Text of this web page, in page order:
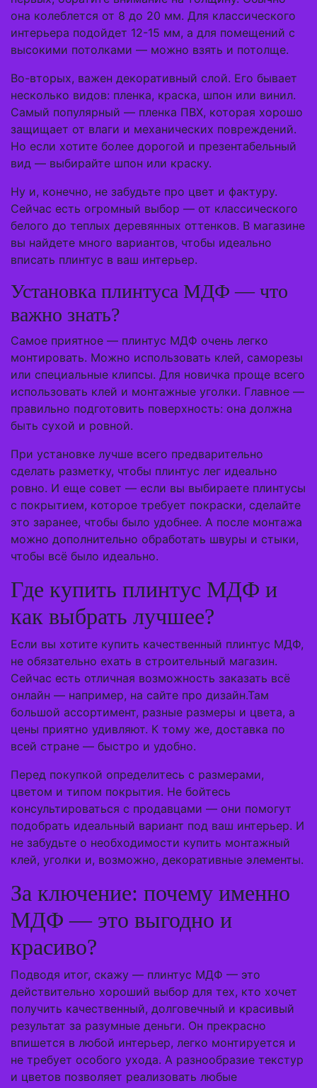
она колеблется от 8 до 20 мм. Для классического
интерьера подойдет 12-15 мм, а для помещений с
высокими потолками — можно взять и потолще.
Во-вторых, важен декоративный слой. Его бывает
несколько видов: пленка, краска, шпон или винил.
Самый популярный — пленка ПВХ, которая хорошо
защищает от влаги и механических повреждений.
Но если хотите более дорогой и презентабельный
вид — выбирайте шпон или краску.
Ну и, конечно, не забудьте про цвет и фактуру.
Сейчас есть огромный выбор — от классического
белого до теплых деревянных оттенков. В магазине
вы найдете много вариантов, чтобы идеально
вписать плинтус в ваш интерьер.
Установка плинтуса МДФ — что
важно знать?
Самое приятное — плинтус МДФ очень легко
монтировать. Можно использовать клей, саморезы
или специальные клипсы. Для новичка проще всего
использовать клей и монтажные уголки. Главное —
правильно подготовить поверхность: она должна
быть сухой и ровной.
При установке лучше всего предварительно
сделать разметку, чтобы плинтус лег идеально
ровно. И еще совет — если вы выбираете плинтусы
с покрытием, которое требует покраски, сделайте
это заранее, чтобы было удобнее. А после монтажа
можно дополнительно обработать швуры и стыки,
чтобы всё было идеально.
Где купить плинтус МДФ и
как выбрать лучшее?
Если вы хотите купить качественный плинтус МДФ,
не обязательно ехать в строительный магазин.
Сейчас есть отличная возможность заказать всё
онлайн — например, на сайте про дизайн.Там
большой ассортимент, разные размеры и цвета, а
цены приятно удивляют. К тому же, доставка по
всей стране — быстро и удобно.
Перед покупкой определитесь с размерами,
цветом и типом покрытия. Не бойтесь
консультироваться с продавцами — они помогут
подобрать идеальный вариант под ваш интерьер. И
не забудьте о необходимости купить монтажный
клей, уголки и, возможно, декоративные элементы.
За ключение: почему именно
МДФ — это выгодно и
красиво?
Подводя итог, скажу — плинтус МДФ — это
действительно хороший выбор для тех, кто хочет
получить качественный, долговечный и красивый
результат за разумные деньги. Он прекрасно
впишется в любой интерьер, легко монтируется и
не требует особого ухода. А разнообразие текстур
и цветов позволяет реализовать любые